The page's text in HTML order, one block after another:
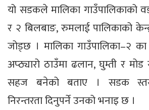
यो सडकले मालिका गाउँपालिकाको
र २ बिलबाङ, रुमलाई पालिकाको
जोड्छ । मालिका गाउँपालिका–२
अप्ठ्यारो ठाउँमा ढलान, घुम्ती र मोड
सहज बनेको बताए । सडक
निरन्तरता दिनुपर्ने उनको भनाइ छ ।